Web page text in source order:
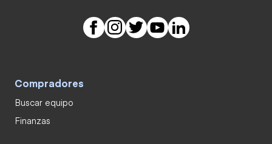
Compradores
Buscar equipo
Finanzas